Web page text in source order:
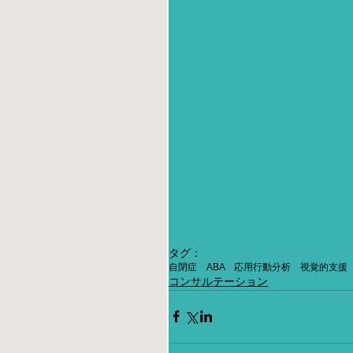
タグ：
自閉症 ABA 応用行動分析 視覚的支援
コンサルテーション